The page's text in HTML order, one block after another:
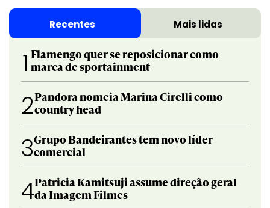
Recentes Mais lidas
1 Flamengo quer se reposicionar como
marca de sportainment
2Pandora nomeia Marina Cirelli como
country head
3Grupo Bandeirantes tem novo líder
comercial
4Patricia Kamitsuji assume direção geral
da Imagem Filmes